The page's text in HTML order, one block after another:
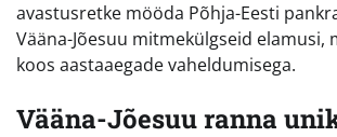
avastusretke mööda Põhja-Eesti
Vääna-Jõesuu mitmekülgseid elamusi,
koos aastaaegade vaheldumisega.
Vääna-Jõesuu ranna